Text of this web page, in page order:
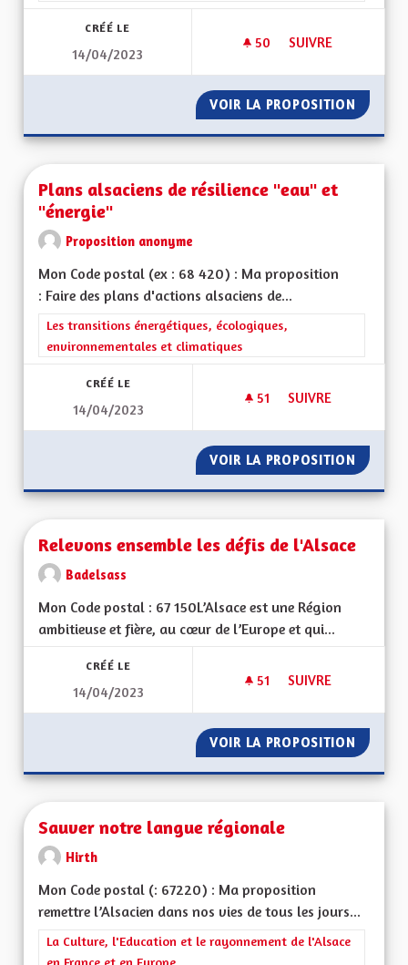
CRÉÉ LE
14/04/2023
50 50 ABONNÉS
SUIVRE
VOIR LA PROPOSITION
Plans alsaciens de résilience "eau" et
"énergie"
Proposition anonyme
Mon Code postal (ex : 68 420) : Ma proposition
: Faire des plans d'actions alsaciens de...
Filtrer les résultats de la catégorie : Les transitions
Les transitions énergétiques, écologiques,
environnementales et climatiques
CRÉÉ LE
14/04/2023
51 51 ABONNÉS
SUIVRE
VOIR LA PROPOSITION
Relevons ensemble les défis de l'Alsace
Badelsass
Mon Code postal : 67 150L’Alsace est une Région
ambitieuse et fière, au cœur de l’Europe et qui...
CRÉÉ LE
14/04/2023
51 51 ABONNÉS
SUIVRE
VOIR LA PROPOSITION
Sauver notre langue régionale
Hirth
Mon Code postal (: 67220) : Ma proposition
remettre l’Alsacien dans nos vies de tous les jours...
Filtrer les résultats de la catégorie : La Culture, l'Education et
La Culture, l'Education et le rayonnement de l'Alsace